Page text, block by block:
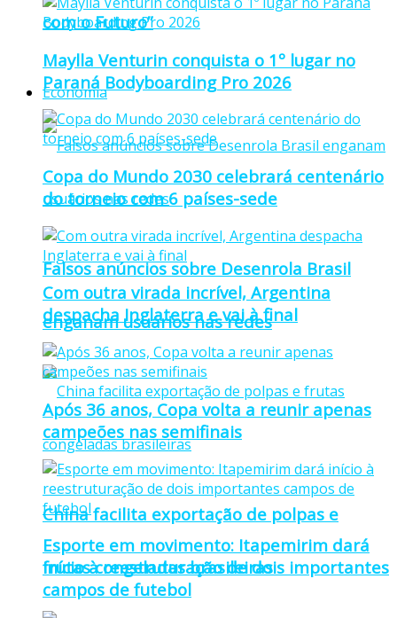
com o Futuro”
Economia
Falsos anúncios sobre Desenrola Brasil
enganam usuários nas redes
China facilita exportação de polpas e
frutas congeladas brasileiras
Maylla Venturin conquista o 1º lugar no
Paraná Bodyboarding Pro 2026
Copa do Mundo 2030 celebrará centenário
do torneio com 6 países-sede
Com outra virada incrível, Argentina
despacha Inglaterra e vai à final
Após 36 anos, Copa volta a reunir apenas
campeões nas semifinais
Esporte em movimento: Itapemirim dará
início à reestruturação de dois importantes
campos de futebol